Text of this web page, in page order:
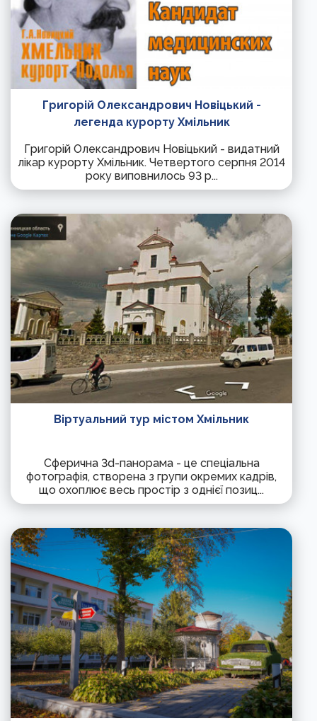
Григорій Олександрович Новіцький -
легенда курорту Хмільник
Григорій Олександрович Новіцький - видатний
лікар курорту Хмільник. Четвертого серпня 2014
року виповнилось 93 р...
Віртуальний тур містом Хмільник
Сферична 3d-панорама - це спеціальна
фотографія, створена з групи окремих кадрів,
що охоплює весь простір з однієї позиц...